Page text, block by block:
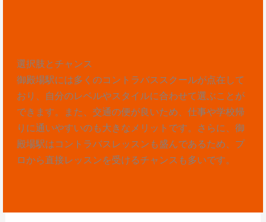
選択肢とチャンス
御殿場駅には多くのコントラバススクールが点在して
おり、自分のレベルやスタイルに合わせて選ぶことが
できます。また、交通の便が良いため、仕事や学校帰
りに通いやすいのも大きなメリットです。さらに、御
殿場駅はコントラバスレッスンも盛んであるため、プ
ロから直接レッスンを受けるチャンスも多いです。